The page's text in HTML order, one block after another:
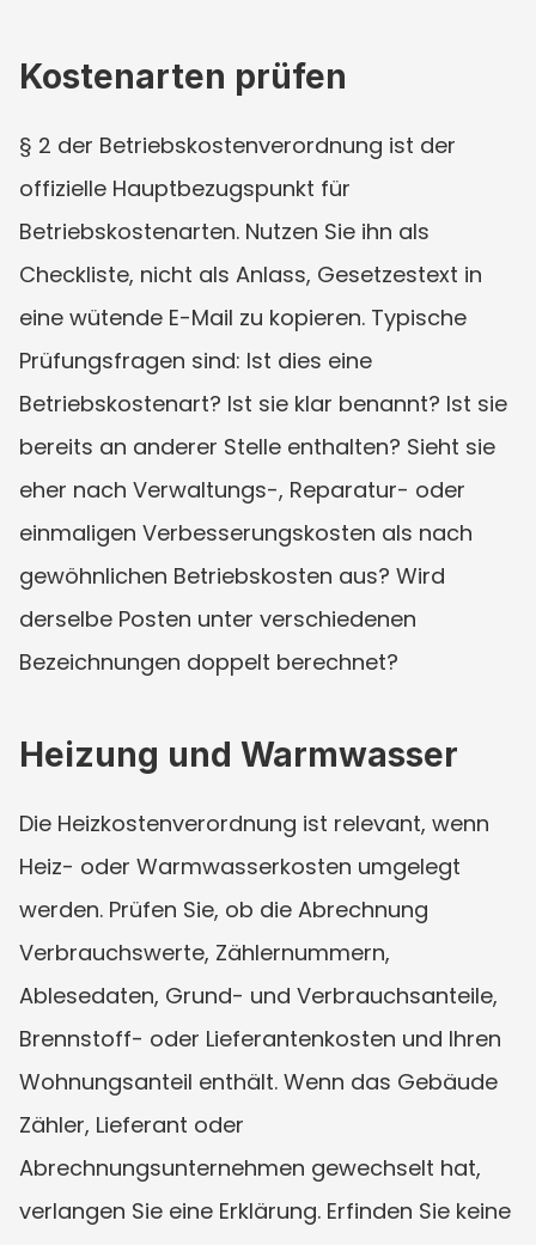
Kostenarten prüfen
§ 2 der Betriebskostenverordnung ist der
offizielle Hauptbezugspunkt für
Betriebskostenarten. Nutzen Sie ihn als
Checkliste, nicht als Anlass, Gesetzestext in
eine wütende E-Mail zu kopieren. Typische
Prüfungsfragen sind: Ist dies eine
Betriebskostenart? Ist sie klar benannt? Ist sie
bereits an anderer Stelle enthalten? Sieht sie
eher nach Verwaltungs-, Reparatur- oder
einmaligen Verbesserungskosten als nach
gewöhnlichen Betriebskosten aus? Wird
derselbe Posten unter verschiedenen
Bezeichnungen doppelt berechnet?
Heizung und Warmwasser
Die Heizkostenverordnung ist relevant, wenn
Heiz- oder Warmwasserkosten umgelegt
werden. Prüfen Sie, ob die Abrechnung
Verbrauchswerte, Zählernummern,
Ablesedaten, Grund- und Verbrauchsanteile,
Brennstoff- oder Lieferantenkosten und Ihren
Wohnungsanteil enthält. Wenn das Gebäude
Zähler, Lieferant oder
Abrechnungsunternehmen gewechselt hat,
verlangen Sie eine Erklärung. Erfinden Sie keine